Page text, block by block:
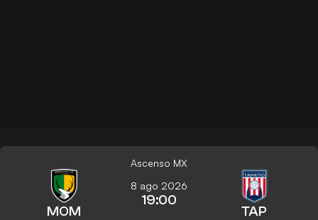
Ascenso MX
MOM
8 ago 2026
19:00
TAP